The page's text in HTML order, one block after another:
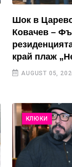
Шок в
Ковачев –
край плаж
AUGUST 05,
КЛЮКИ